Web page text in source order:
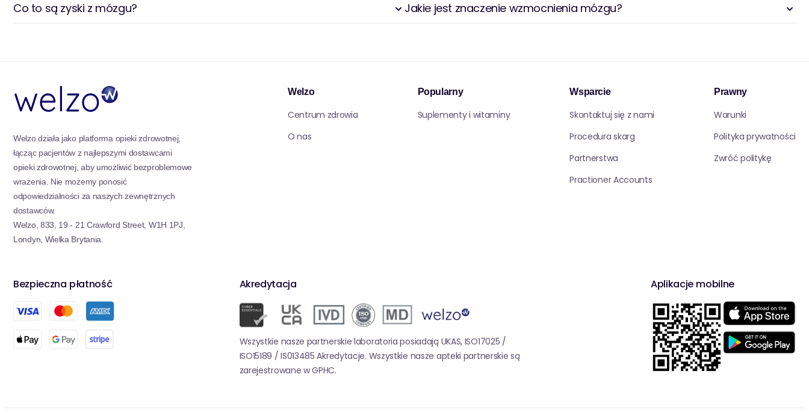
Co to są zyski z mózgu? Jakie jest znaczenie wzmocnienia mózgu?
Welzo działa jako platforma opieki zdrowotnej,
łącząc pacjentów z najlepszymi dostawcami
opieki zdrowotnej, aby umożliwić bezproblemowe
wrażenia. Nie możemy ponosić
odpowiedzialności za naszych zewnętrznych
dostawców.
Welzo, 833, 19 - 21 Crawford Street, W1H 1PJ,
Londyn, Wielka Brytania.
Welzo
Centrum zdrowia
O nas
Popularny
Suplementy i witaminy
Wsparcie
Skontaktuj się z nami
Procedura skarg
Partnerstwa
Practioner Accounts
Prawny
Warunki
Polityka prywatności
Zwróć politykę
Bezpieczna płatność Akredytacja
Wszystkie nasze partnerskie laboratoria posiadają UKAS, ISO17025 /
ISO15189 / IS013485 Akredytacje. Wszystkie nasze apteki partnerskie są
zarejestrowane w GPHC.
Aplikacje mobilne